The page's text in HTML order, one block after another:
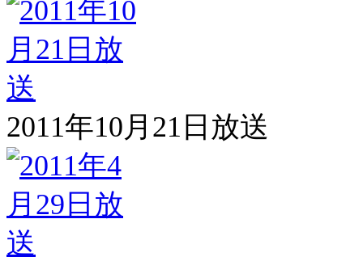
2011年10月21日放送